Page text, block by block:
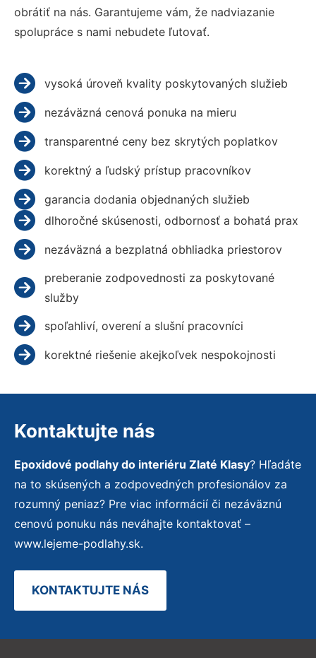
obrátiť na nás. Garantujeme vám, že nadviazanie
spolupráce s nami nebudete ľutovať.
vysoká úroveň kvality poskytovaných služieb
nezáväzná cenová ponuka na mieru
transparentné ceny bez skrytých poplatkov
korektný a ľudský prístup pracovníkov
garancia dodania objednaných služieb
dlhoročné skúsenosti, odbornosť a bohatá prax
nezáväzná a bezplatná obhliadka priestorov
preberanie zodpovednosti za poskytované
služby
spoľahliví, overení a slušní pracovníci
korektné riešenie akejkoľvek nespokojnosti
Kontaktujte nás
Epoxidové podlahy do interiéru Zlaté Klasy? Hľadáte
na to skúsených a zodpovedných profesionálov za
rozumný peniaz? Pre viac informácií či nezáväznú
cenovú ponuku nás neváhajte kontaktovať –
www.lejeme-podlahy.sk.
KONTAKTUJTE NÁS